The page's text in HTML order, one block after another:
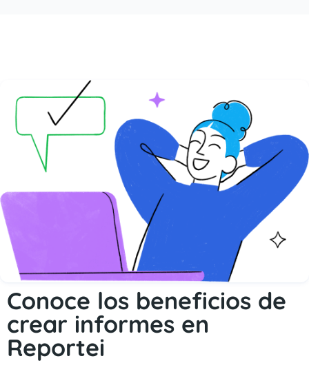
Conoce los beneficios de
crear informes en
Reportei